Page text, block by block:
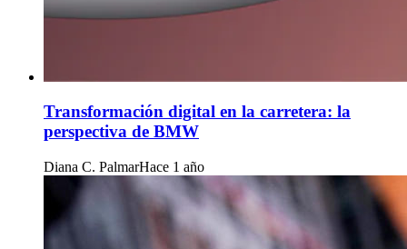
Transformación digital en la carretera: la
perspectiva de BMW
Diana C. PalmarHace 1 año